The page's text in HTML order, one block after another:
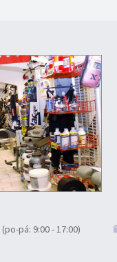
(po-pá: 9:00 - 17:00)